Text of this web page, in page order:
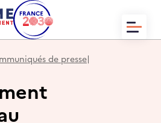
de presse|